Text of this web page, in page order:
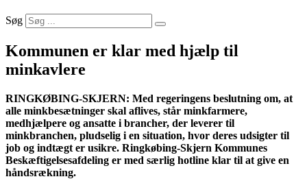
Søg
Kommunen er klar med hjælp til
minkavlere
RINGKØBING-SKJERN: Med regeringens beslutning om, at
alle minkbesætninger skal aflives, står minkfarmere,
medhjælpere og ansatte i brancher, der leverer til
minkbranchen, pludselig i en situation, hvor deres udsigter til
job og indtægt er usikre. Ringkøbing-Skjern Kommunes
Beskæftigelsesafdeling er med særlig hotline klar til at give en
håndsrækning.